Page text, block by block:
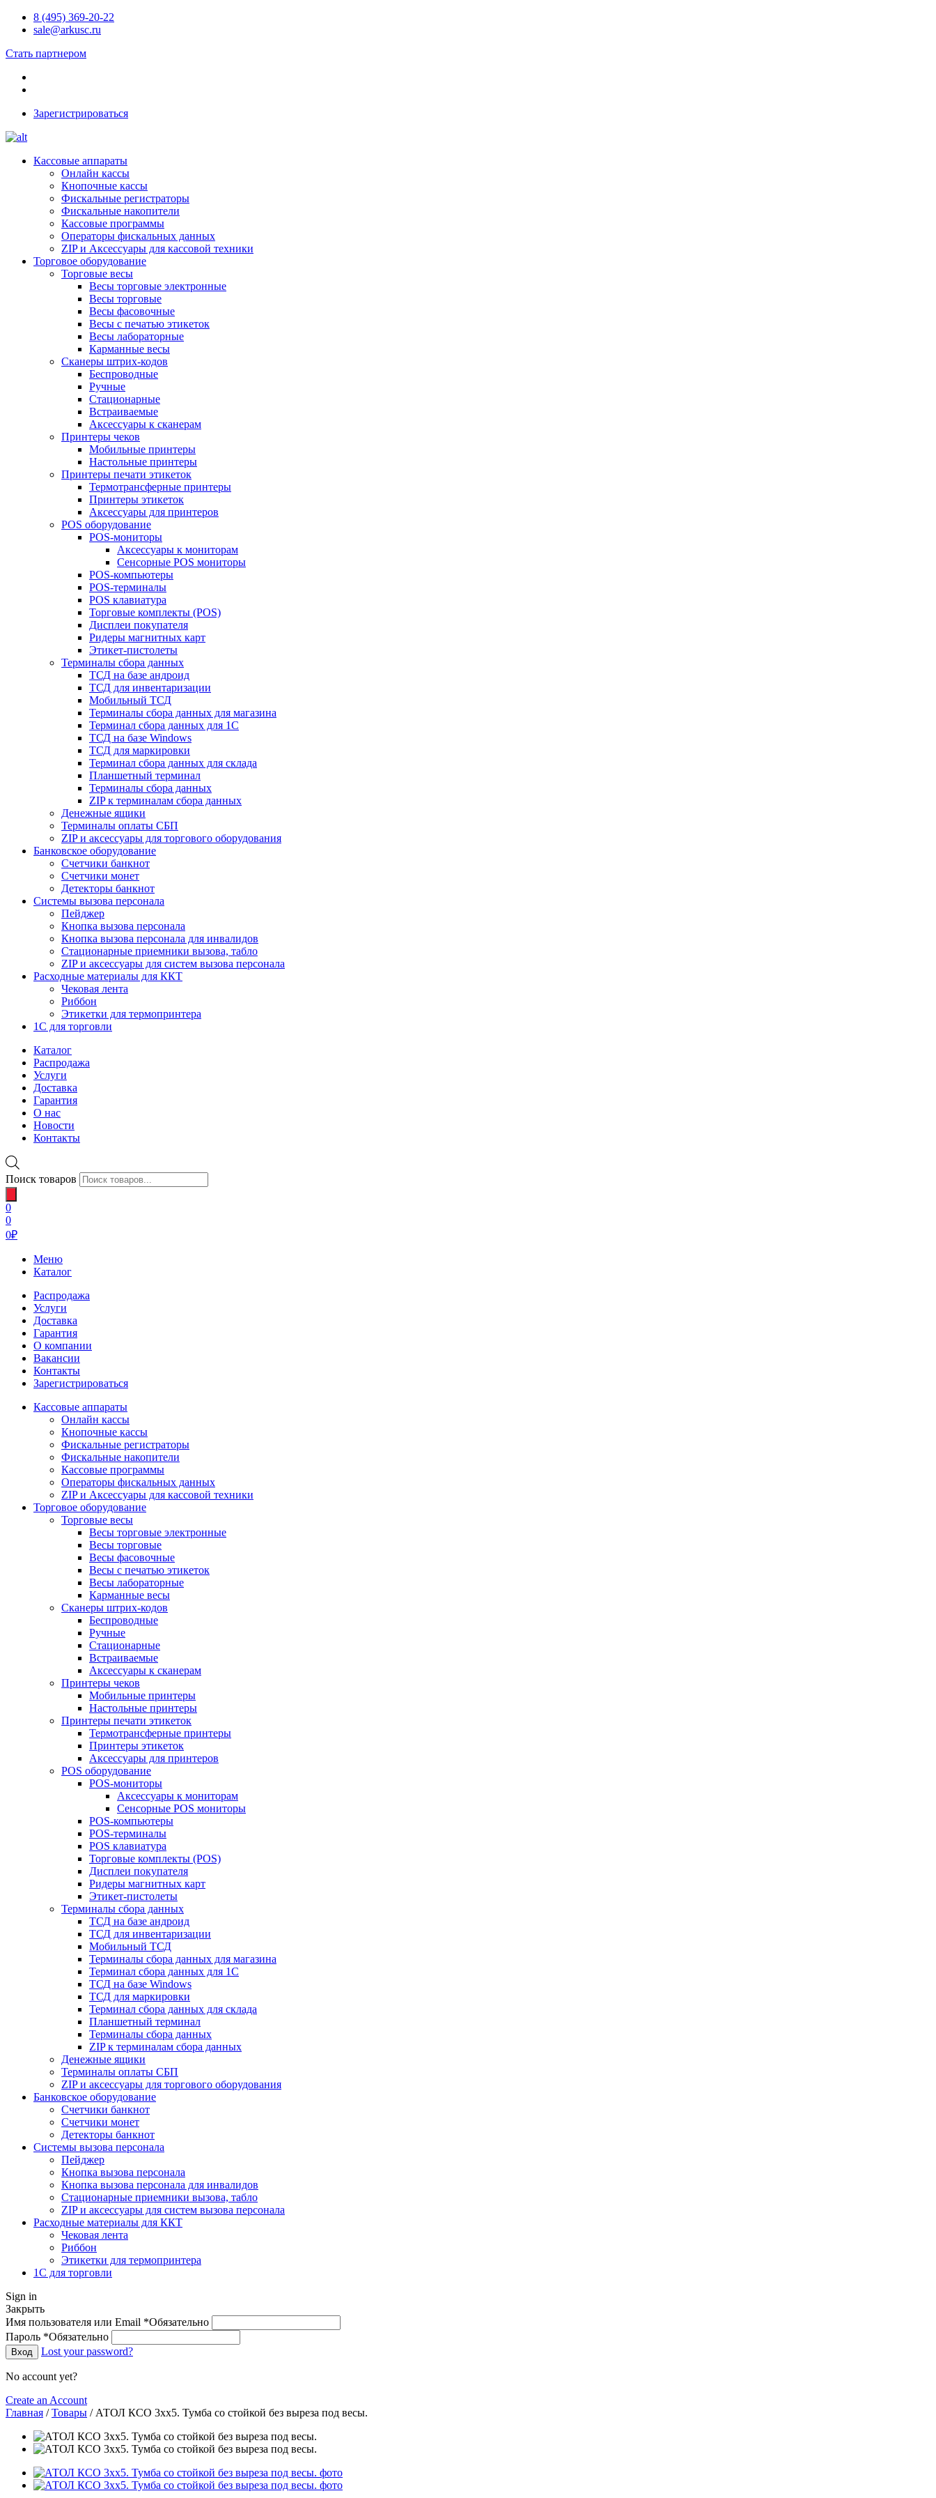
8 (495) 369-20-22
sale@arkusc.ru
Стать партнером
Зарегистрироваться
Кассовые аппараты
Онлайн кассы
Кнопочные кассы
Фискальные регистраторы
Фискальные накопители
Кассовые программы
Операторы фискальных данных
ZIP и Аксессуары для кассовой техники
Торговое оборудование
Торговые весы
Весы торговые электронные
Весы торговые
Весы фасовочные
Весы с печатью этикеток
Весы лабораторные
Карманные весы
Сканеры штрих-кодов
Беспроводные
Ручные
Стационарные
Встраиваемые
Аксессуары к сканерам
Принтеры чеков
Мобильные принтеры
Настольные принтеры
Принтеры печати этикеток
Термотрансферные принтеры
Принтеры этикеток
Аксессуары для принтеров
POS оборудование
POS-мониторы
Аксессуары к мониторам
Сенсорные POS мониторы
POS-компьютеры
POS-терминалы
POS клавиатура
Торговые комплекты (POS)
Дисплеи покупателя
Ридеры магнитных карт
Этикет-пистолеты
Терминалы сбора данных
ТСД на базе андроид
ТСД для инвентаризации
Мобильный ТСД
Терминалы сбора данных для магазина
Терминал сбора данных для 1C
ТСД на базе Windows
ТСД для маркировки
Терминал сбора данных для склада
Планшетный терминал
Терминалы сбора данных
ZIP к терминалам сбора данных
Денежные ящики
Терминалы оплаты СБП
ZIP и аксессуары для торгового оборудования
Банковское оборудование
Счетчики банкнот
Счетчики монет
Детекторы банкнот
Системы вызова персонала
Пейджер
Кнопка вызова персонала
Кнопка вызова персонала для инвалидов
Стационарные приемники вызова, табло
ZIP и аксессуары для систем вызова персонала
Расходные материалы для ККТ
Чековая лента
Риббон
Этикетки для термопринтера
1С для торговли
Каталог
Распродажа
Услуги
Доставка
Гарантия
О нас
Новости
Контакты
Поиск товаров
0
0
0₽
Меню
Каталог
Распродажа
Услуги
Доставка
Гарантия
О компании
Вакансии
Контакты
Зарегистрироваться
Кассовые аппараты
Онлайн кассы
Кнопочные кассы
Фискальные регистраторы
Фискальные накопители
Кассовые программы
Операторы фискальных данных
ZIP и Аксессуары для кассовой техники
Торговое оборудование
Торговые весы
Весы торговые электронные
Весы торговые
Весы фасовочные
Весы с печатью этикеток
Весы лабораторные
Карманные весы
Сканеры штрих-кодов
Беспроводные
Ручные
Стационарные
Встраиваемые
Аксессуары к сканерам
Принтеры чеков
Мобильные принтеры
Настольные принтеры
Принтеры печати этикеток
Термотрансферные принтеры
Принтеры этикеток
Аксессуары для принтеров
POS оборудование
POS-мониторы
Аксессуары к мониторам
Сенсорные POS мониторы
POS-компьютеры
POS-терминалы
POS клавиатура
Торговые комплекты (POS)
Дисплеи покупателя
Ридеры магнитных карт
Этикет-пистолеты
Терминалы сбора данных
ТСД на базе андроид
ТСД для инвентаризации
Мобильный ТСД
Терминалы сбора данных для магазина
Терминал сбора данных для 1C
ТСД на базе Windows
ТСД для маркировки
Терминал сбора данных для склада
Планшетный терминал
Терминалы сбора данных
ZIP к терминалам сбора данных
Денежные ящики
Терминалы оплаты СБП
ZIP и аксессуары для торгового оборудования
Банковское оборудование
Счетчики банкнот
Счетчики монет
Детекторы банкнот
Системы вызова персонала
Пейджер
Кнопка вызова персонала
Кнопка вызова персонала для инвалидов
Стационарные приемники вызова, табло
ZIP и аксессуары для систем вызова персонала
Расходные материалы для ККТ
Чековая лента
Риббон
Этикетки для термопринтера
1С для торговли
Sign in
Закрыть
Имя пользователя или Email *Обязательно
Пароль *Обязательно
Вход Lost your password?
No account yet?
Create an Account
Главная /Товары / АТОЛ КСО 3хх5. Тумба со стойкой без выреза под весы.